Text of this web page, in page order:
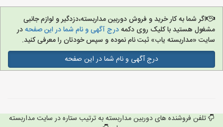
اگر شما به کار خرید و فروش دوربین مداربسته،دزدگیر و لوازم جانبی
مشغول هستید با کلیک روی دکمهدرج آگهی و نام شما در این صفحهدر
سایت «مداربسته یاب» ثبت نام نموده و سپس خودتان را معرفی کنید.
درج آگهی و نام شما در این صفحه
تلفن فروشنده های دوربین مداربسته به ترتیب ستاره در سایت مداربسته